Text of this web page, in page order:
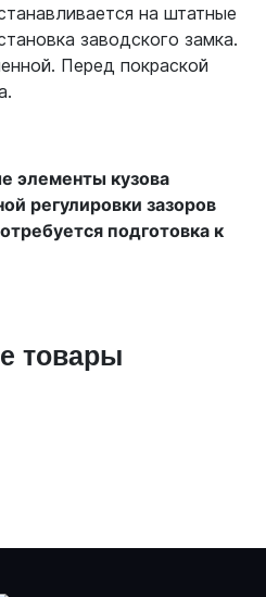
на штатные
заводского замка.
Перед покраской
элементы кузова
регулировки зазоров
подготовка к
товары